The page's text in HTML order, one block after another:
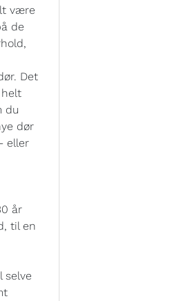
være
de
Det
helt
du
dør
eller
år
til en
selve